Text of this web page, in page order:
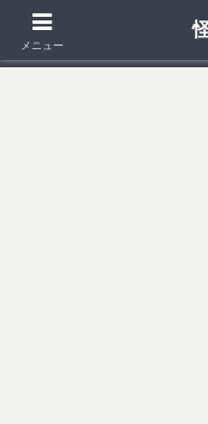
「死ぬ程洒落にならない怖
メニュー